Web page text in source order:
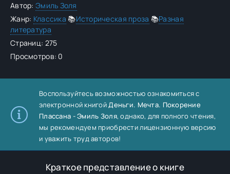
Автор: Эмиль Золя
Жанр: Классика 📚Историческая проза 📚Разная
литература
Страниц: 275
Просмотров: 0
Воспользуйтесь возможностью ознакомиться с
электронной книгойДеньги. Мечта. Покорение
Плассана - Эмиль Золя, однако, для полного чтения,
мы рекомендуем приобрести лицензионную версию
и уважить труд авторов!
Краткое представление о книге